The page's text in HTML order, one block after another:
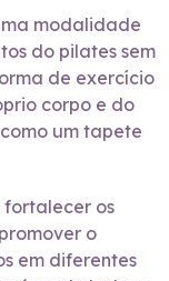
modalidade
do pilates sem
de exercício
corpo e do
um tapete
fortalecer os
o
em diferentes